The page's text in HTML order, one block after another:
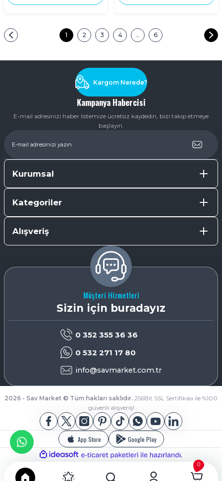
1 2 3 4 .. 6
Kampanya Habercisi
E-mail adresinizi haber listemize ücretsiz kaydedin, bizi takip etmeye
başlayın.
Kargom Nerede?
Kurumsal
Kategoriler
Alışveriş
Müşteri Hizmetleri
Sizin için buradayız
0 352 355 36 36
0 532 271 17 80
info@savmarket.com.tr
2026 - Sav Market © Tüm hakları saklıdır. 256Bit SSL Sertifikası ile %100
güvenli alışveriş!
App Store Google Play
0
ideasoft
e-
hazırlandı.